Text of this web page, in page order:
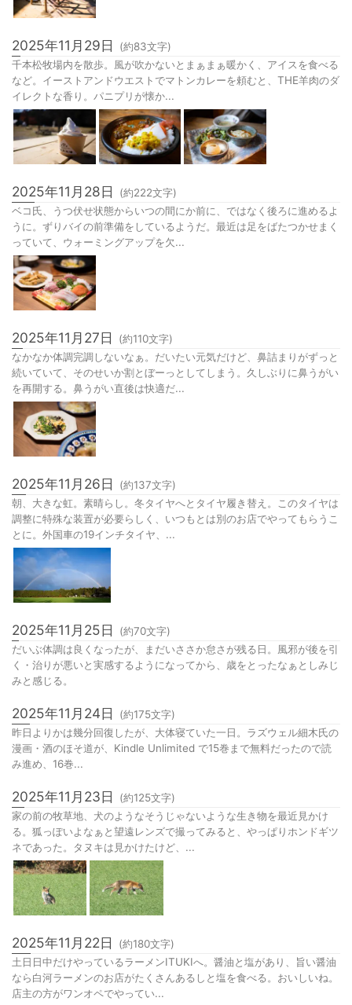
2025年11月29日 (約83文字)
千本松牧場内を散歩。風が吹かないとまぁまぁ暖かく、アイスを食べる
など。イーストアンドウエストでマトンカレーを頼むと、THE羊肉のダ
イレクトな香り。パニプリが懐か...
2025年11月28日 (約222文字)
ベコ氏、うつ伏せ状態からいつの間にか前に、ではなく後ろに進めるよ
うに。ずりバイの前準備をしているようだ。最近は足をばたつかせまく
っていて、ウォーミングアップを欠...
2025年11月27日 (約110文字)
なかなか体調完調しないなぁ。だいたい元気だけど、鼻詰まりがずっと
続いていて、そのせいか割とぼーっとしてしまう。久しぶりに鼻うがい
を再開する。鼻うがい直後は快適だ...
2025年11月26日 (約137文字)
朝、大きな虹。素晴らし。冬タイヤへとタイヤ履き替え。このタイヤは
調整に特殊な装置が必要らしく、いつもとは別のお店でやってもらうこ
とに。外国車の19インチタイヤ、...
2025年11月25日 (約70文字)
だいぶ体調は良くなったが、まだいささか怠さが残る日。風邪が後を引
く・治りが悪いと実感するようになってから、歳をとったなぁとしみじ
みと感じる。
2025年11月24日 (約175文字)
昨日よりかは幾分回復したが、大体寝ていた一日。ラズウェル細木氏の
漫画・酒のほそ道が、Kindle Unlimited で15巻まで無料だったので読
み進め、16巻...
2025年11月23日 (約125文字)
家の前の牧草地、犬のようなそうじゃないような生き物を最近見かけ
る。狐っぽいよなぁと望遠レンズで撮ってみると、やっぱりホンドギツ
ネであった。タヌキは見かけたけど、...
2025年11月22日 (約180文字)
土日日中だけやっているラーメンITUKIへ。醤油と塩があり、旨い醤油
なら白河ラーメンのお店がたくさんあるしと塩を食べる。おいしいね。
店主の方がワンオペでやってい...